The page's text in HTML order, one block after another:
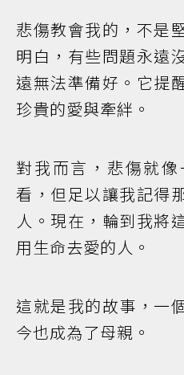
悲傷教會我的，不是
明白，有些問題永遠
遠無法準備好。它提
珍貴的愛與牽絆。
對我而言，悲傷就
看，但足以讓我記得
人。現在，輪到我將
用生命去愛的人。
這就是我的故事，一
今也成為了母親。